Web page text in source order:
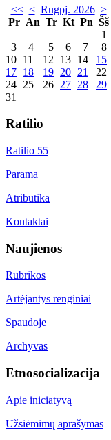
<< < Rugpj. 2026 >
Pr An Tr Kt Pn Šš
1
3
4 5 6 7 8
10 11 12 13 14 15
17 18 19 20 21 22
24 25 26 27 28 29
31
Ratilio
Ratilio 55
Parama
Atributika
Kontaktai
Naujienos
Rubrikos
Artėjantys renginiai
Spaudoje
Archyvas
Etnosocializacija
Apie iniciatyvą
Užsiėmimų aprašymas